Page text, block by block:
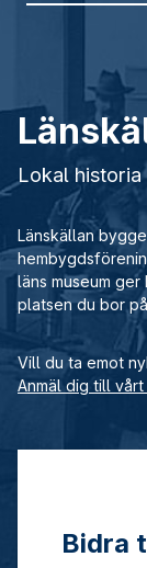
Lokal
Länskällan
läns museum
platsen du bor
Vill du ta emot
Anmäl dig till
Bidra